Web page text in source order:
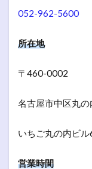
052-962-5600
所在地
〒460-0002
名古屋市中区丸
いちご丸の内ビル
営業時間